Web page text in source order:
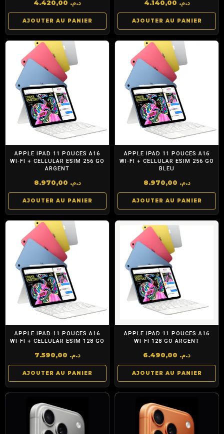
د.م.
AJOUTER AU PANIER
د.م.
AJOUTER AU PANIER
APPLE IPAD 11 POUCES A16
WI‑FI + CELLULAR ESIM 256 GO
ARGENT
د.م.
AJOUTER AU PANIER
APPLE IPAD 11 POUCES A16
WI‑FI + CELLULAR ESIM 256 GO
BLEU
د.م.
AJOUTER AU PANIER
APPLE IPAD 11 POUCES A16
WI‑FI + CELLULAR ESIM 128 GO
د.م.
AJOUTER AU PANIER
APPLE IPAD 11 POUCES A16
WI‑FI 128 GO ARGENT
د.م.
AJOUTER AU PANIER